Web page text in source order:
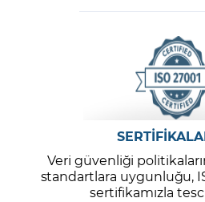
Veri güvenliği
standartlara uygunluğu,
sertifikamızla